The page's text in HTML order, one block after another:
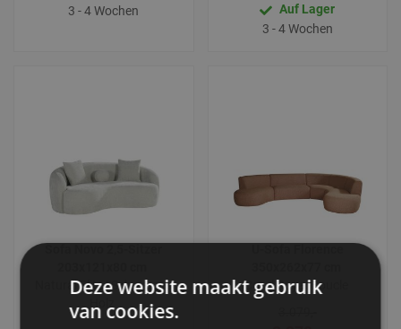
3 - 4 Wochen
Auf Lager
3 - 4 Wochen
Natural Elite | Schwarzes
Coral Royal Boucle
Deze website maakt gebruik
van cookies.